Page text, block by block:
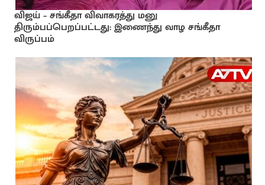
விஜய் – சங்கீதா விவாகரத்து மனு
திரும்பப்பெறப்பட்டது: இணைந்து வாழ சங்கீதா
விருப்பம்